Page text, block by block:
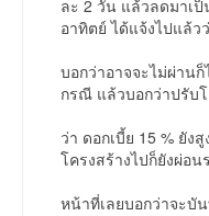
ละ 2 วัน แล้วลดมาเ
อาทิตย์ ได้แจ้งไปแล้ว
พูดจาน้
บอกว่าอาจจะไม่ผ่าน
กรณี แล้วบอกว่าปรับ
ดีกว่า แ
ว่า ดอกเบี้ย 15 % ยัง
โครงสร้างไปก็ยังผ่อ
เข้า
หน้าที่เลยบอกว่าจะบัน